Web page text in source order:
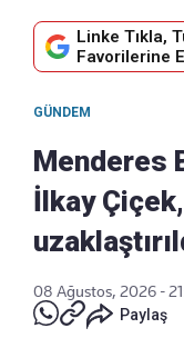
Linke Tıkla,
Favorilerine
GÜNDEM
Menderes
İlkay
08 Ağustos, 2026 -
Paylaş